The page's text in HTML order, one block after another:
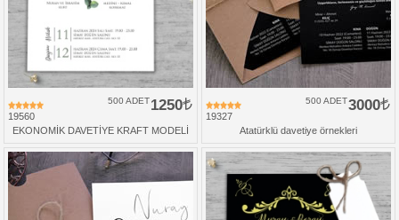
19560
1250
500 ADET
EKONOMİK DAVETİYE KRAFT MODELİ
19327
3000
500 ADET
Atatürklü davetiye örnekleri